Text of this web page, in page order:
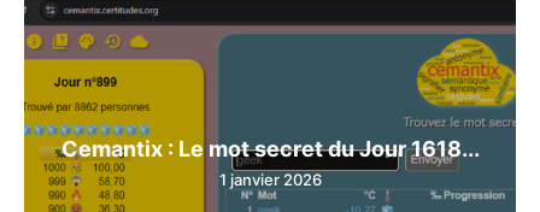
Cemantix : Le mot secret du Jour 1618...
1 janvier 2026